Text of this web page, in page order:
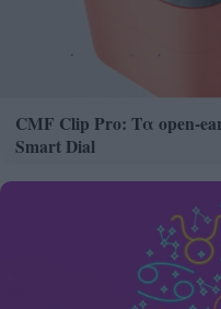
CMF Clip Pro: Τα open-
Smart Dial